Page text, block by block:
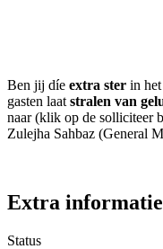
Ben jij díe extra ster in
gasten laat stralen van
naar (klik op de solliciteer
Zulejha Sahbaz (General
Extra informatie
Status